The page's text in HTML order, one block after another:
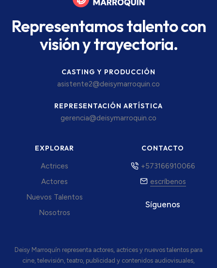
Representamos talento con
visión y trayectoria.
CASTING Y PRODUCCIÓN
asistente2@deisymarroquin.co
REPRESENTACIÓN ARTÍSTICA
gerencia@deisymarroquin.co
EXPLORAR
Actrices
Actores
Nuevos Talentos
Nosotros
CONTACTO
+573166910066
escríbenos
Síguenos
Deisy Marroquín representa actores, actrices y nuevos talentos para
cine, televisión, teatro, publicidad y contenidos audiovisuales,